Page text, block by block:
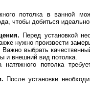
потолка в ванной
чтобы добиться
Перед установкой
нужно произвести
Важно выбрать
и внешний вид потолка.
натяжного потолка
После установки